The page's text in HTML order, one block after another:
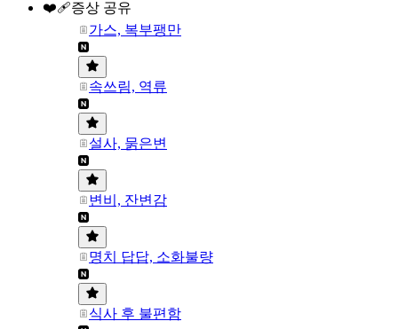
❤️‍🩹증상 공유
가스, 복부팽만
속쓰림, 역류
설사, 묽은변
변비, 잔변감
명치 답답, 소화불량
식사 후 불편함